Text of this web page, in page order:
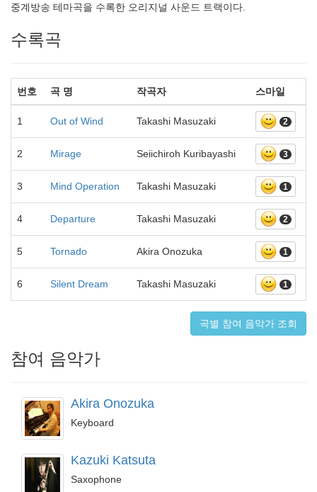
중계방송 테마곡을 수록한 오리지널 사운드 트랙이다.
수록곡
번호 곡 명 작곡자 스마일
1 Out of Wind Takashi Masuzaki 2
2 Mirage Seiichiroh Kuribayashi 3
3 Mind Operation Takashi Masuzaki 1
4 Departure Takashi Masuzaki 2
5 Tornado Akira Onozuka 1
6 Silent Dream Takashi Masuzaki 1
곡별 참여 음악가 조회
참여 음악가
Akira Onozuka
Keyboard
Kazuki Katsuta
Saxophone